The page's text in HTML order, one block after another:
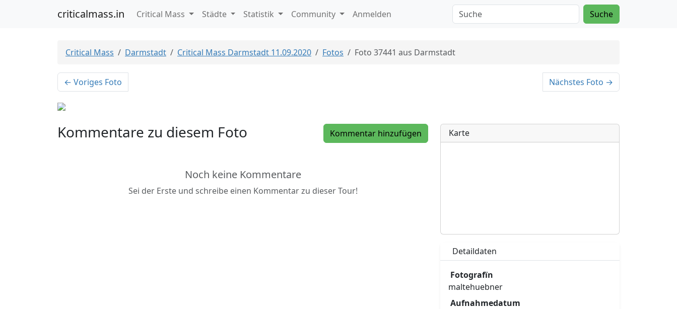
criticalmass.in Critical Mass Städte Statistik Community Anmelden Suche
Critical Mass Darmstadt Critical Mass Darmstadt 11.09.2020 Fotos Foto 37441 aus Darmstadt
← Voriges Foto Nächstes Foto →
Kommentar hinzufügen
Kommentare zu diesem Foto
Noch keine Kommentare
Sei der Erste und schreibe einen Kommentar zu dieser Tour!
Karte
Detaildaten
Fotografïn
maltehuebner
Aufnahmedatum